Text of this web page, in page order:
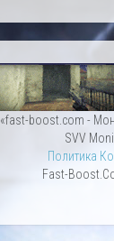
«fast-boost.com -
SVV
Политика
Fast-